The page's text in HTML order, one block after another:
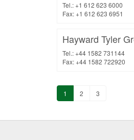
Tel.: +1 612 623 6000
Fax: +1 612 623 6951
Hayward Tyler
Tel.: +44 1582 731144
Fax: +44 1582 722920
1 2 3